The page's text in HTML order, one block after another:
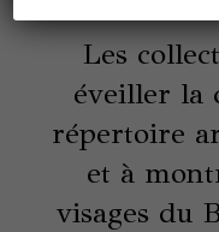
Les
éveiller la
répertoire
et à
visages du
empty.